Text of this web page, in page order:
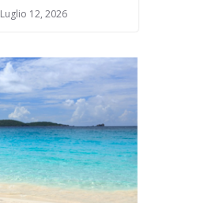
Luglio 12, 2026